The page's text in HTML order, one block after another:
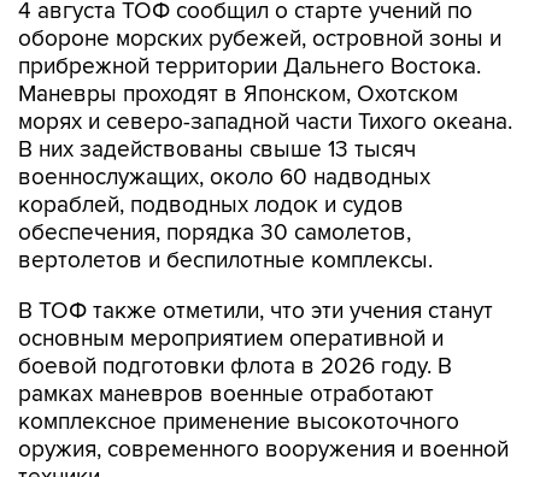
прибрежной территории Дальнего Востока.
Маневры проходят в Японском, Охотском
морях и северо-западной части Тихого океана.
В них задействованы свыше 13 тысяч
военнослужащих, около 60 надводных
кораблей, подводных лодок и судов
обеспечения, порядка 30 самолетов,
вертолетов и беспилотные комплексы.
В ТОФ также отметили, что эти учения станут
боевой подготовки флота в 2026 году. В
рамках маневров военные отработают
комплексное применение высокоточного
оружия, современного вооружения и военной
техники.